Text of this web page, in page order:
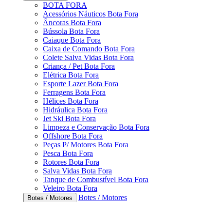
BOTA FORA
Acessórios Náuticos Bota Fora
Âncoras Bota Fora
Bússola Bota Fora
Caiaque Bota Fora
Caixa de Comando Bota Fora
Colete Salva Vidas Bota Fora
Criança / Pet Bota Fora
Elétrica Bota Fora
Esporte Lazer Bota Fora
Ferragens Bota Fora
Hélices Bota Fora
Hidráulica Bota Fora
Jet Ski Bota Fora
Limpeza e Conservação Bota Fora
Offshore Bota Fora
Peças P/ Motores Bota Fora
Pesca Bota Fora
Rotores Bota Fora
Salva Vidas Bota Fora
Tanque de Combustível Bota Fora
Veleiro Bota Fora
Botes / Motores
Botes / Motores